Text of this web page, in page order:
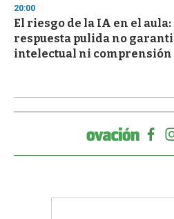
20:00
El riesgo de la IA en el
respuesta pulida no
intelectual ni comprensión